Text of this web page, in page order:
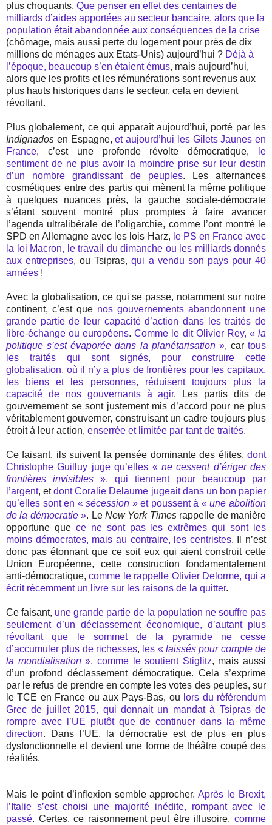
plus choquants. Que penser en effet des centaines de
milliards d’aides apportées au secteur bancaire, alors que la
population était abandonnée aux conséquences de la crise
(chômage, mais aussi perte du logement pour près de dix
millions de ménages aux Etats-Unis) aujourd’hui ? Déjà à
l’époque, beaucoup s’en étaient émus, mais aujourd’hui,
alors que les profits et les rémunérations sont revenus aux
plus hauts historiques dans le secteur, cela en devient
révoltant.
Plus globalement, ce qui apparaît aujourd’hui, porté par les
Indignados en Espagne,et aujourd’hui les Gilets Jaunes en
France, c’est une profonde révolte démocratique,
le
sentiment de ne plus avoir la moindre prise sur leur destin
d’un nombre grandissant de peuples. Les alternances
cosmétiques entre des partis qui mènent la même politique
à quelques nuances près, la gauche sociale-démocrate
s’étant souvent montré plus promptes à faire avancer
l’agenda ultralibérale de l’oligarchie, comme l’ont montré le
SPD en Allemagne avec les lois Harz, le PS en France avec
la loi Macron, le travail du dimanche ou les milliards donnés
aux entreprises, ou Tsipras,qui a vendu son pays pour 40
années !
Avec la globalisation, ce qui se passe, notamment sur notre
continent, c’est que nos gouvernements abandonnent une
grande partie de leur capacité d’action dans les traités de
libre-échange ou européens.Comme le dit Olivier Rey, «la
politique s’est évaporée dans la planétarisation », car tous
les traités qui sont signés, pour construire cette
globalisation, où il n’y a plus de frontières pour les capitaux,
les biens et les personnes, réduisent toujours plus la
capacité de nos gouvernants à agir. Les partis dits de
gouvernement se sont justement mis d’accord pour ne plus
véritablement gouverner, construisant un cadre toujours plus
étroit à leur action, enserrée et limitée par tant de traités.
Ce faisant, ils suivent la pensée dominante des élites, dont
Christophe Guilluy juge qu’elles « ne cessent d’ériger des
frontières invisibles », qui tiennent pour beaucoup par
l’argent, etdont Coralie Delaume jugeait dans un bon papier
qu’elles sont en «sécession » et poussent à «une abolition
de la démocratie». LeNew York Timesrappelle de manière
opportune que ce ne sont pas les extrêmes qui sont les
moins démocrates, mais au contraire, les centristes. Il n’est
donc pas étonnant que ce soit eux qui aient construit cette
Union Européenne, cette construction fondamentalement
anti-démocratique,comme le rappelle Olivier Delorme, qui a
écrit récemment un livre sur les raisons de la quitter.
Ce faisant, une grande partie de la population ne souffre pas
seulement d’un déclassement économique, d’autant plus
révoltant que le sommet de la pyramide ne cesse
d’accumuler plus de richesses, les «laissés pour compte de
la mondialisation», comme le soutient Stiglitz, mais aussi
d’un profond déclassement démocratique. Cela s’exprime
par le refus de prendre en compte les votes des peuples, sur
le TCE en France ou aux Pays-Bas, ou lors du référendum
Grec de juillet 2015, qui donnait un mandat à Tsipras de
rompre avec l’UE plutôt que de continuer dans la même
direction. Dans l’UE, la démocratie est de plus en plus
dysfonctionnelle et devient une forme de théâtre coupé des
réalités.
Mais le point d’inflexion semble approcher.Après le Brexit,
l’Italie s’est choisi une majorité inédite, rompant avec le
passé. Certes, ce raisonnement peut être illusoire, comme